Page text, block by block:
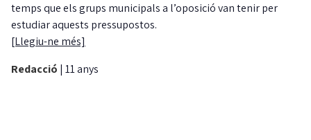
temps que els grups municipals a l’oposició van tenir per
estudiar aquests pressupostos.
[Llegiu-ne més]
Redacció | 11 anys